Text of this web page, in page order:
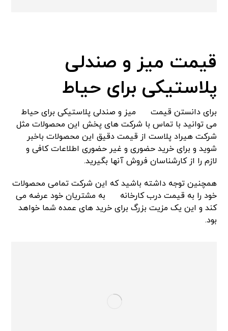
قیمت میز و صندلی
پلاستیکی برای حیاط
برای دانستن قیمت
میز و صندلی پلاستیکی برای حیاط
می توانید با تماس با شرکت های پخش این محصولات مثل
شرکت هیراد پلاست از قیمت دقیق این محصولات باخبر
شوید و برای خرید حضوری و غیر حضوری اطلاعات کافی و
لازم را از کارشناسان فروش آنها بگیرید.
همچنین توجه داشته باشید که این شرکت تمامی محصولات
خود را به قیمت درب کارخانه
به مشتریان خود عرضه می
کند و این یک مزیت بزرگ برای خرید های عمده شما خواهد
بود.